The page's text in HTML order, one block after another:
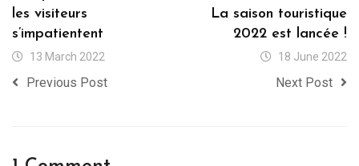
les visiteurs
s’impatientent
13 March 2022
Previous Post
La saison touristique
2022 est lancée !
18 June 2022
Next Post